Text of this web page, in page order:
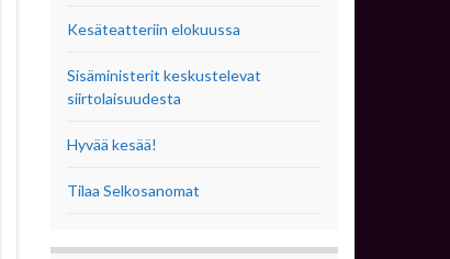
Kesäteatteriin elokuussa
Sisäministerit keskustelevat
siirtolaisuudesta
Hyvää kesää!
Tilaa Selkosanomat